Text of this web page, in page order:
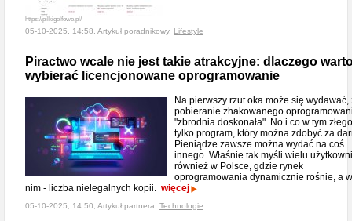
https://pilkigolfowe.pl/
05-10-2025, 14:58, Artykuł poradnikowy, Lifestyle
Piractwo wcale nie jest takie atrakcyjne: dlaczego
wybierać licencjonowane oprogramowanie
Na pierwszy rzut oka może się wydawać,
pobieranie zhakowanego
"zbrodnia doskonała". No i co w tym
tylko program, który można zdobyć za
Pieniądze zawsze można wydać na coś
innego. Właśnie tak myśli wielu
również w Polsce, gdzie rynek
oprogramowania dynamicznie rośnie, a
nim - liczba nielegalnych kopii. więcej
05-10-2025, 14:50, Artykuł partnera, Technologie